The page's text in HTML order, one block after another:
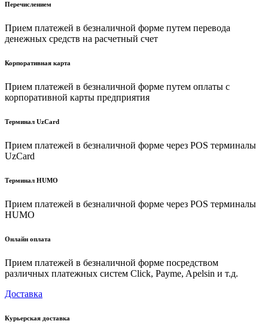
Перечислением
Прием платежей в безналичной форме путем перевода
денежных средств на расчетный счет
Корпоративная карта
Прием платежей в безналичной форме путем оплаты с
корпоративной карты предприятия
Терминал UzCard
Прием платежей в безналичной форме через POS терминалы
UzCard
Терминал HUMO
Прием платежей в безналичной форме через POS терминалы
HUMO
Онлайн оплата
Прием платежей в безналичной форме посредством
различных платежных систем Click, Payme, Apelsin и т.д.
Доставка
Курьерская доставка